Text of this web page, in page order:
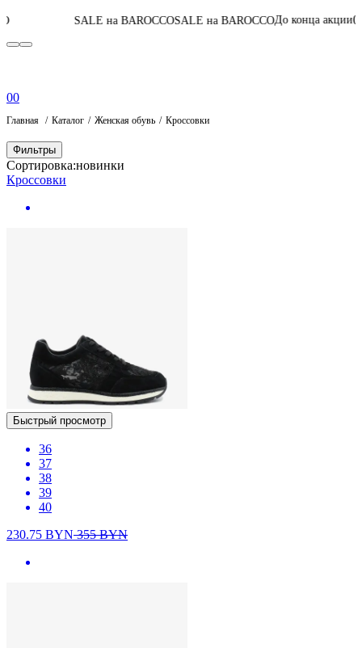
SALE на BAROCCO SALE на BAROCCO До конца акции04:22:00:15
00
Главная Каталог Женская обувь Кроссовки
Фильтры
Сортировка:новинки
Кроссовки
Быстрый просмотр
36
37
38
39
40
230.75 BYN355BYN